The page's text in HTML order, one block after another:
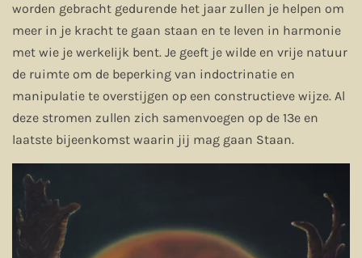
worden gebracht gedurende het jaar zullen je helpen om
meer in je kracht te gaan staan en te leven in harmonie
met wie je werkelijk bent. Je geeft je wilde en vrije natuur
de ruimte om de beperking van indoctrinatie en
manipulatie te overstijgen op een constructieve wijze. Al
deze stromen zullen zich samenvoegen op de 13e en
laatste bijeenkomst waarin jij mag gaan Staan.